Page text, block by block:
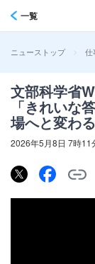
一覧
ニューストップ > 仕
文部科学省
「きれいな
場へと変わ
2026年5月8日 7時11